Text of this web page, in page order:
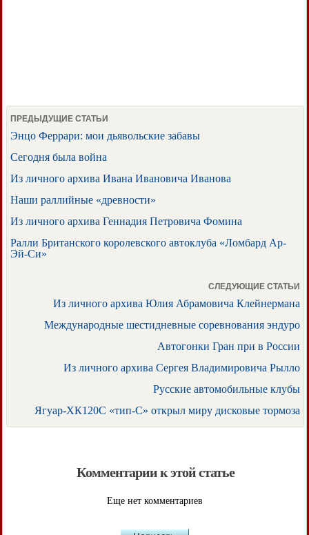
ПРЕДЫДУЩИЕ СТАТЬИ
Энцо Феррари: мои дьявольские забавы
Сегодня была война
Из личного архива Ивана Ивановича Иванова
Наши раллийные «древности»
Из личного архива Геннадия Петровича Фомина
Ралли Британского королевского автоклуба «Ломбард Ар-
Эй-Си»
СЛЕДУЮЩИЕ СТАТЬИ
Из личного архива Юлия Абрамовича Клейнермана
Международные шестидневные соревнования эндуро
Автогонки Гран при в России
Из личного архива Сергея Владимировича Рылло
Русские автомобильные клубы
Ягуар-ХК120С «тип-С» открыл миру дисковые тормоза
Комментарии к этой статье
Еще нет комментариев